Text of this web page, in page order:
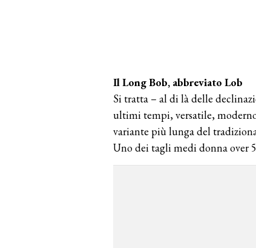
Il Long Bob, abbreviato Lob
Si tratta – al di là delle
ultimi tempi, versatile,
variante più lunga del
Uno dei tagli medi donna over